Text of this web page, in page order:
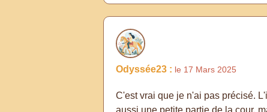
Odyssée23 : le 17 Mars 2025
C'est vrai que je n'ai pas précisé.
aussi une petite partie de la cour,